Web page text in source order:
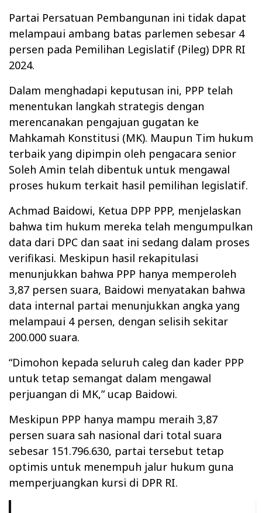
Partai Persatuan Pembangunan ini tidak dapat
melampaui ambang batas parlemen sebesar 4
persen pada Pemilihan Legislatif (Pileg) DPR RI
2024.
Dalam menghadapi keputusan ini, PPP telah
menentukan langkah strategis dengan
merencanakan pengajuan gugatan ke
Mahkamah Konstitusi (MK). Maupun Tim hukum
terbaik yang dipimpin oleh pengacara senior
Soleh Amin telah dibentuk untuk mengawal
proses hukum terkait hasil pemilihan legislatif.
Achmad Baidowi, Ketua DPP PPP, menjelaskan
bahwa tim hukum mereka telah mengumpulkan
data dari DPC dan saat ini sedang dalam proses
verifikasi. Meskipun hasil rekapitulasi
menunjukkan bahwa PPP hanya memperoleh
3,87 persen suara, Baidowi menyatakan bahwa
data internal partai menunjukkan angka yang
melampaui 4 persen, dengan selisih sekitar
200.000 suara.
“Dimohon kepada seluruh caleg dan kader PPP
untuk tetap semangat dalam mengawal
perjuangan di MK,” ucap Baidowi.
Meskipun PPP hanya mampu meraih 3,87
persen suara sah nasional dari total suara
sebesar 151.796.630, partai tersebut tetap
optimis untuk menempuh jalur hukum guna
memperjuangkan kursi di DPR RI.